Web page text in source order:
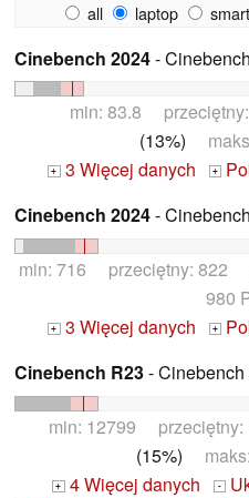
all laptop
Cinebench 2024-
min: 83.8
(13%)
+ 3 Więcej danych +
Cinebench 2024-
min: 716 przeciętny: 822
980
+ 3 Więcej danych +
Cinebench R23-
min: 12799
(15%)
+ 4 Więcej danych -